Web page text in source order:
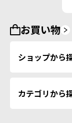
お買い物
ショップから
カテゴリから